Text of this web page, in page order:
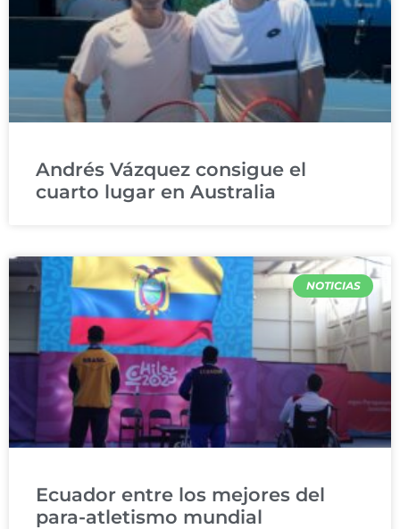
Andrés Vázquez consigue el
cuarto lugar en Australia
NOTICIAS
Ecuador entre los mejores del
para-atletismo mundial